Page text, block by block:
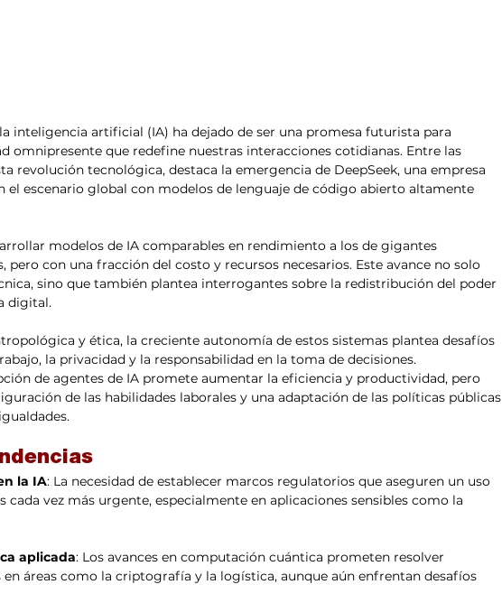
inteligencia artificial (IA) ha dejado de ser una promesa futurista para
omnipresente que redefine nuestras interacciones cotidianas. Entre las
revolución tecnológica, destaca la emergencia de DeepSeek, una empresa
el escenario global con modelos de lenguaje de código abierto altamente
modelos de IA comparables en rendimiento a los de gigantes
pero con una fracción del costo y recursos necesarios. Este avance no solo
sino que también plantea interrogantes sobre la redistribución del poder
digital.​
y ética, la creciente autonomía de estos sistemas plantea desafíos
la privacidad y la responsabilidad en la toma de decisiones.
de agentes de IA promete aumentar la eficiencia y productividad, pero
de las habilidades laborales y una adaptación de las políticas públicas
la IA: La necesidad de establecer marcos regulatorios que aseguren un uso
cada vez más urgente, especialmente en aplicaciones sensibles como la
aplicada: Los avances en computación cuántica prometen resolver
áreas como la criptografía y la logística, aunque aún enfrentan desafíos